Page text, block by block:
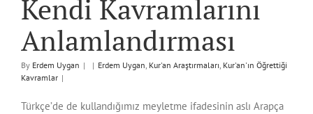
Kendi Kavramlarını
Anlamlandırması
By Erdem Uygan | | Erdem Uygan, Kur'an Araştırmaları, Kur'an'ın Öğrettiği
Kavramlar |
Türkçe’de de kullandığımız meyletme ifadesinin aslı Arapça